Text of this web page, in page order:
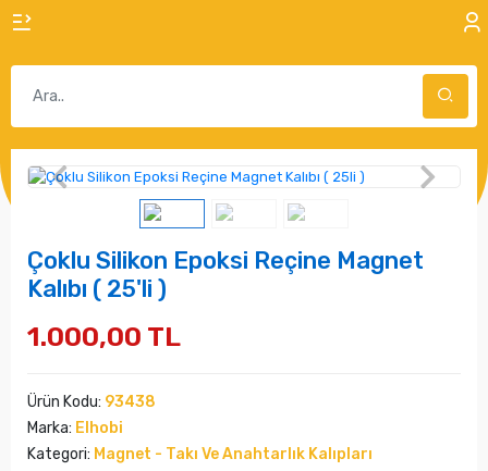
Çoklu Silikon Epoksi Reçine Magnet
Kalıbı ( 25'li )
1.000,00 TL
Ürün Kodu: 93438
Marka: Elhobi
Kategori: Magnet - Takı Ve Anahtarlık Kalıpları